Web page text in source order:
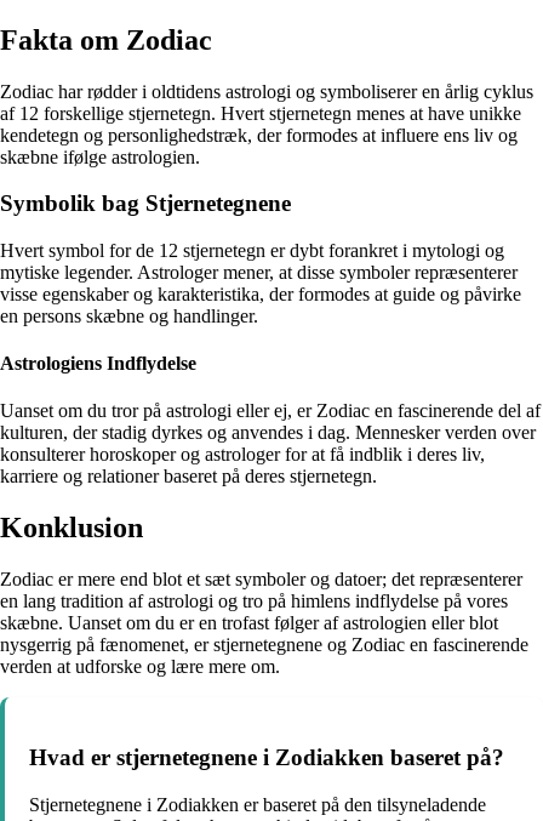
Fakta om Zodiac
Zodiac har rødder i oldtidens astrologi og symboliserer en årlig cyklus
af 12 forskellige stjernetegn. Hvert stjernetegn menes at have unikke
kendetegn og personlighedstræk, der formodes at influere ens liv og
skæbne ifølge astrologien.
Symbolik bag Stjernetegnene
Hvert symbol for de 12 stjernetegn er dybt forankret i mytologi og
mytiske legender. Astrologer mener, at disse symboler repræsenterer
visse egenskaber og karakteristika, der formodes at guide og påvirke
en persons skæbne og handlinger.
Astrologiens Indflydelse
Uanset om du tror på astrologi eller ej, er Zodiac en fascinerende del af
kulturen, der stadig dyrkes og anvendes i dag. Mennesker verden over
konsulterer horoskoper og astrologer for at få indblik i deres liv,
karriere og relationer baseret på deres stjernetegn.
Konklusion
Zodiac er mere end blot et sæt symboler og datoer; det repræsenterer
en lang tradition af astrologi og tro på himlens indflydelse på vores
skæbne. Uanset om du er en trofast følger af astrologien eller blot
nysgerrig på fænomenet, er stjernetegnene og Zodiac en fascinerende
verden at udforske og lære mere om.
Hvad er stjernetegnene i Zodiakken baseret på?
Stjernetegnene i Zodiakken er baseret på den tilsyneladende